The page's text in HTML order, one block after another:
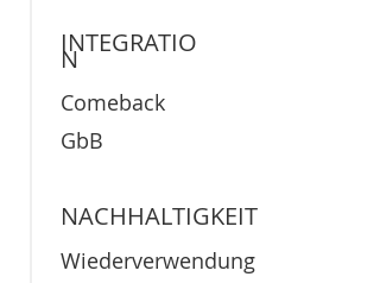
INTEGRATIO
N
Comeback
GbB
NACHHALTIGKEIT
Wiederverwendung